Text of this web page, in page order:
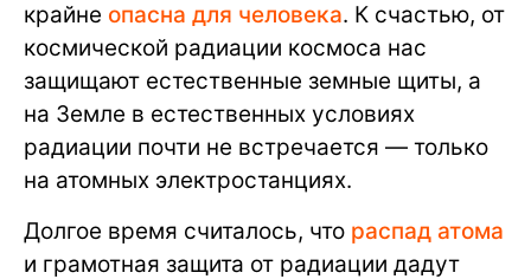
крайне опасна для человека. К счастью, от
космической радиации космоса нас
защищают естественные земные щиты, а
на Земле в естественных условиях
радиации почти не встречается — только
на атомных электростанциях.
Долгое время считалось, что распад атома
и грамотная защита от радиации дадут